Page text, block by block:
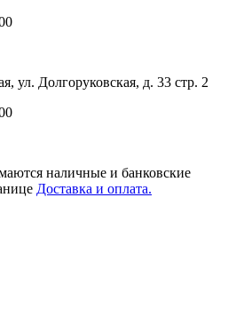
ул. Долгоруковская, д. 33 стр. 2
наличные и банковские
Доставка и оплата.